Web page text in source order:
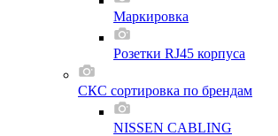
Маркировка
Розетки RJ45 корпуса
СКС сортировка по брендам
NISSEN CABLING